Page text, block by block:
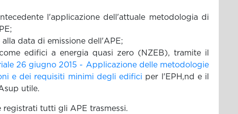
l'applicazione dell'attuale metodologia di
data di emissione dell'APE;
edifici a energia quasi zero (NZEB), tramite il
26 giugno 2015 - Applicazione delle metodologie
e dei requisiti minimi degli edifici per l'EPH,nd e il
utile.
registrati tutti gli APE trasmessi.